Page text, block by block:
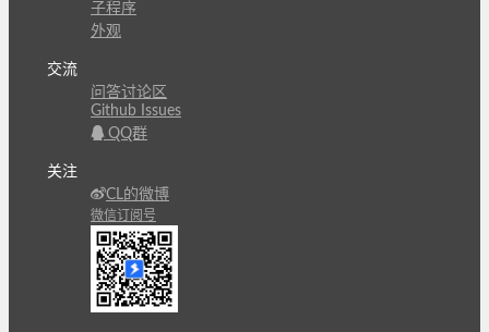
子程序
外观
交流
问答讨论区
Github Issues
QQ群
关注
CL的微博
微信订阅号